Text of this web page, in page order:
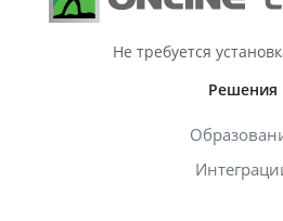
Не требуется
Решения